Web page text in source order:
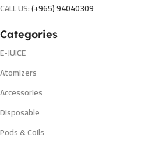
CALL US:(+965) 94040309
Categories
E-JUICE
Atomizers
Accessories
Disposable
Pods & Coils